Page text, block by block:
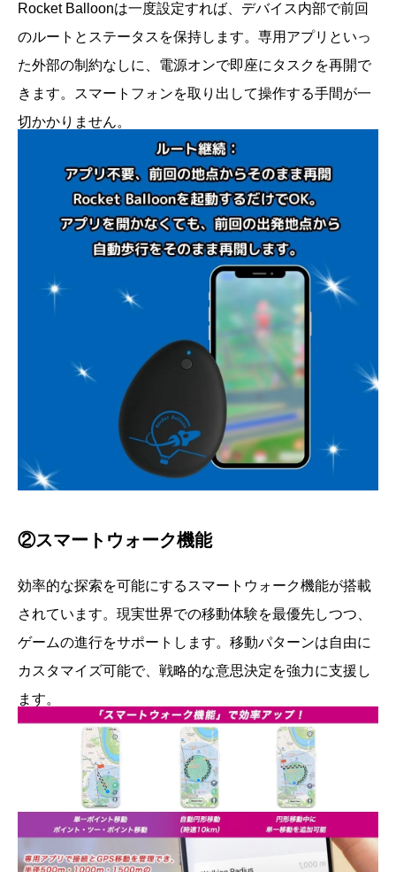
Rocket Balloonは一度設定すれば、デバイス内部で前回
のルートとステータスを保持します。専用アプリといっ
た外部の制約なしに、電源オンで即座にタスクを再開で
きます。スマートフォンを取り出して操作する手間が一
切かかりません。
②スマートウォーク機能
効率的な探索を可能にするスマートウォーク機能が搭載
されています。現実世界での移動体験を最優先しつつ、
ゲームの進行をサポートします。移動パターンは自由に
カスタマイズ可能で、戦略的な意思決定を強力に支援し
ます。